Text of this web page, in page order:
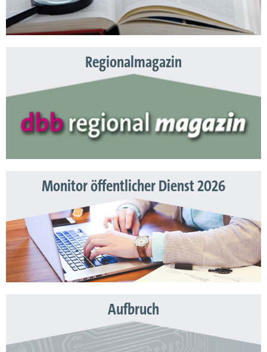
Regionalmagazin
Monitor öffentlicher Dienst 2026
Aufbruch